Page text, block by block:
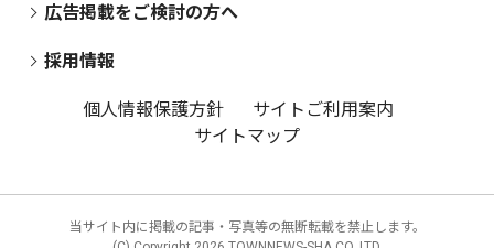
広告掲載をご検討の方へ
採用情報
個人情報保護方針
サイトご利用案内
サイトマップ
当サイト内に掲載の記事・写真等の無断転載を禁止します。